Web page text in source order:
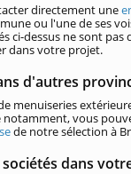
directement une
ou l'une de ses
ci-dessus ne sont
dans votre projet.
d'autres
menuiseries
notamment, vous
de notre sélection à
dans